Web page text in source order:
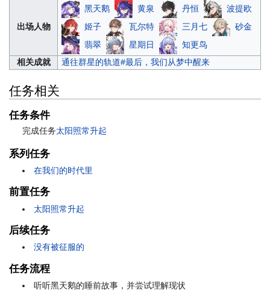
出场人物
黑天鹅 黄泉 丹恒
波提欧
姬子
瓦尔特 三月七
砂金
翡翠
星期日
知更鸟
相关成就
通往群星的轨道#最后，我们从梦中醒来
任务相关
任务条件
完成任务太阳照常升起
系列任务
在我们的时代里
前置任务
太阳照常升起
后续任务
没有被征服的
任务流程
听听黑天鹅的睡前故事，并尝试理解现状